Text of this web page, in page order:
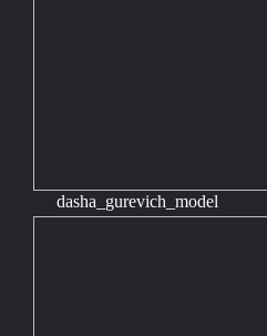
dasha_gurevich_model